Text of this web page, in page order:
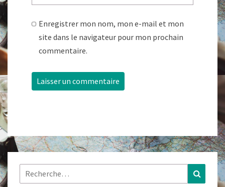
Enregistrer mon nom, mon e-mail et mon
site dans le navigateur pour mon prochain
commentaire.
Rechercher :